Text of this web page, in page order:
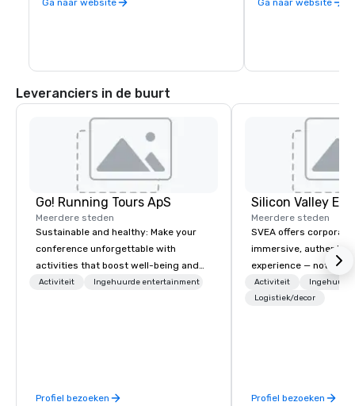
Ga naar website Ga naar website
Leveranciers in de buurt
Go! Running Tours ApS
Meerdere steden
Sustainable and healthy: Make your
conference unforgettable with
activities that boost well-being and
lower carbon footprints. Explore the
Activiteit Ingehuurde entertainment
Profiel bezoeken
Meerdere steden
SVEA offers
immersive, authentic
experience — not a
transformation. We
facilitate custom
offsites. Whether
Activiteit
Logistiek/decor
Profiel bezoeken